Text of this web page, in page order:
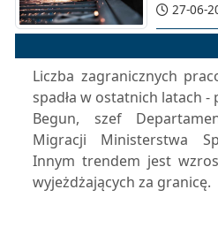
27-06-
Liczba zagranicznych
spadła w ostatnich latach -
Begun, szef
Migracji Ministerstwa
Innym trendem jest
wyjeżdżających za granicę.